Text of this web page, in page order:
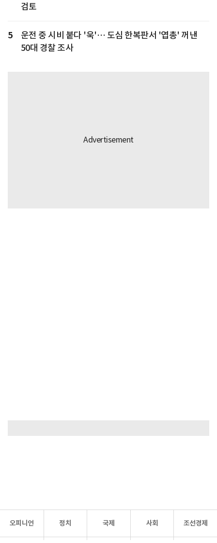
검토
5
운전 중 시비 붙다 '욱'… 도심 한복판서 '엽총' 꺼낸
50대 경찰 조사
오피니언 정치 국제 사회 조선경제